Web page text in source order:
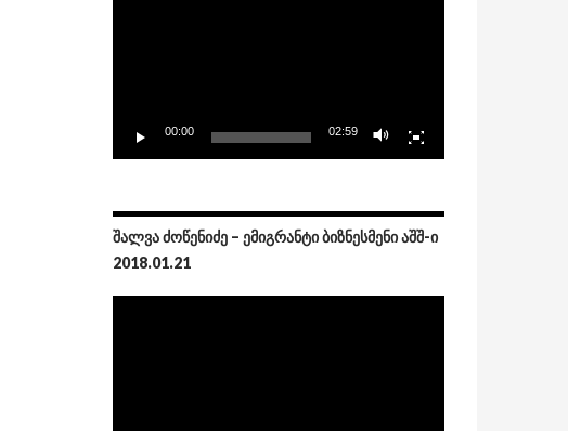
00:00 02:59
ᲨᲐᲚᲕᲐ ᲫᲝᲬᲔᲜᲘᲫᲔ – ᲔᲛᲘᲒᲠᲐᲜᲢᲘ ᲑᲘᲖᲜᲔᲡᲛᲔᲜᲘ ᲐᲨᲨ-Ი
2018.01.21